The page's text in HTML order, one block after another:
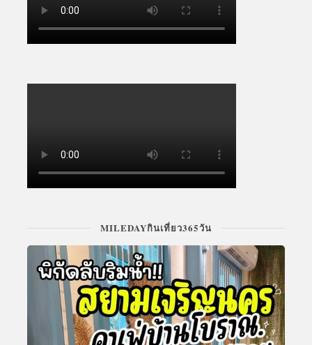
MILEDAYกินเที่ยว365วัน